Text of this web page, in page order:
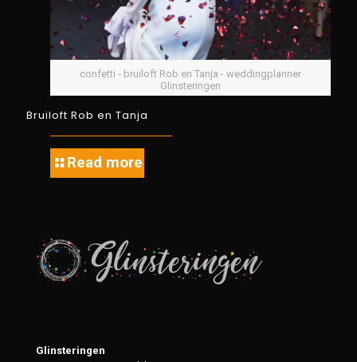
confetti - bruiloft Rob en Tanja - weddingplanner
Glinsteringen
Bruiloft Rob en Tanja
Read more
Glinsteringen